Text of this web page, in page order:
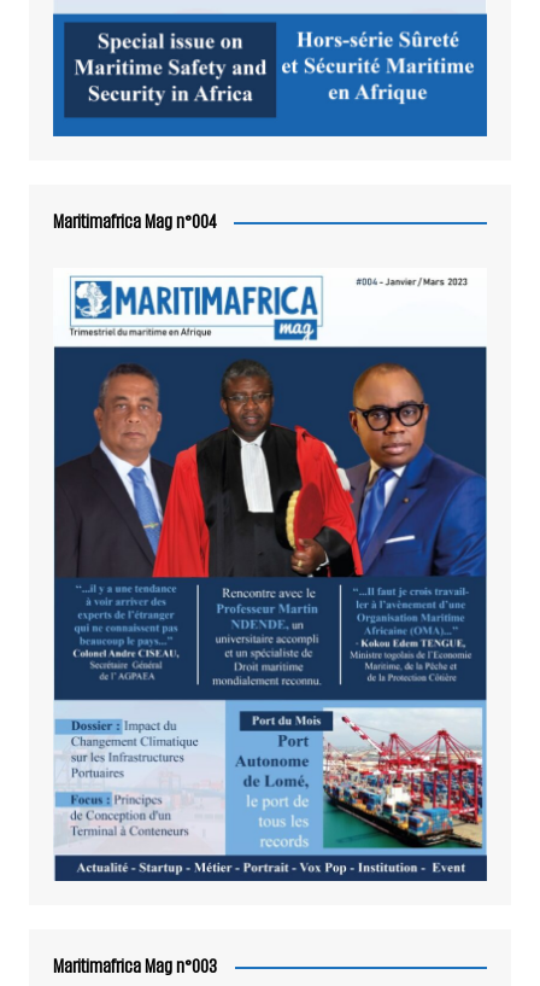
Maritimafrica Mag n°004
Maritimafrica Mag n°003